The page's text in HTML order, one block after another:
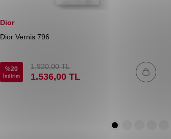
Dior
Dior Vernis 796
%20
İndirim
1.920,00TL
1.536,00 TL